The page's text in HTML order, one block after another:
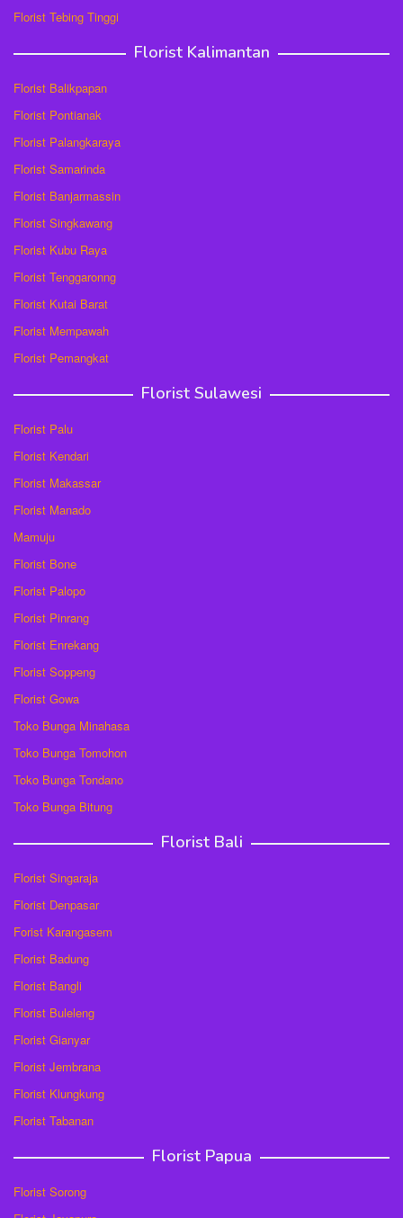
Florist Tebing Tinggi
Florist Kalimantan
Florist Balikpapan
Florist Pontianak
Florist Palangkaraya
Florist Samarinda
Florist Banjarmassin
Florist Singkawang
Florist Kubu Raya
Florist Tenggaronng
Florist Kutai Barat
Florist Mempawah
Florist Pemangkat
Florist Sulawesi
Florist Palu
Florist Kendari
Florist Makassar
Florist Manado
Mamuju
Florist Bone
Florist Palopo
Florist Pinrang
Florist Enrekang
Florist Soppeng
Florist Gowa
Toko Bunga Minahasa
Toko Bunga Tomohon
Toko Bunga Tondano
Toko Bunga Bitung
Florist Bali
Florist Singaraja
Florist Denpasar
Forist Karangasem
Florist Badung
Florist Bangli
Florist Buleleng
Florist Gianyar
Florist Jembrana
Florist Klungkung
Florist Tabanan
Florist Papua
Florist Sorong